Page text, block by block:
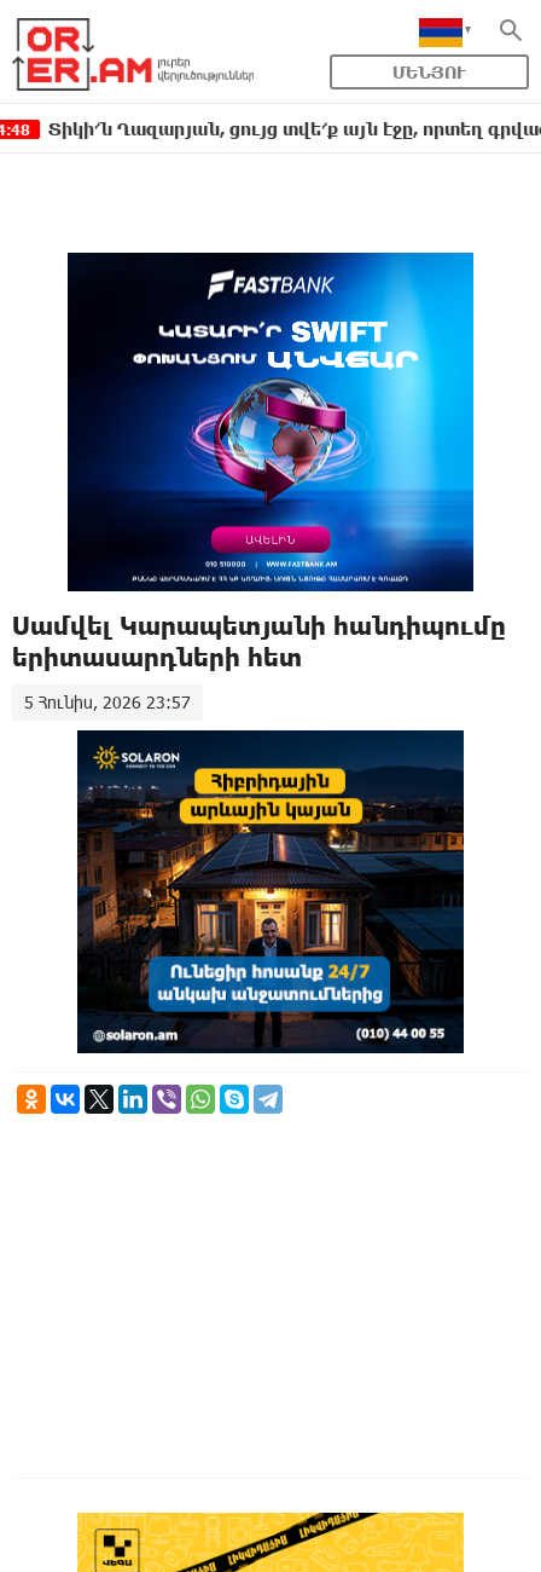
ՄԵՆՅՈՒ
Ղազարյան, ցույց տվե՜ք այն էջը, որտեղ գրված է
Սամվել Կարապետյանի հանդիպումը
երիտասարդների հետ
5 Հունիս, 2026 23:57